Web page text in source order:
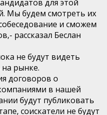
для этой
Мы будем смотреть их
и сможем
рассказал Беслан
не будут видеть
рынке.
договоров о
в нашей
будут публиковать
соискатели не будут